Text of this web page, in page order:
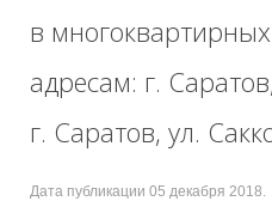
в
адресам: г.
г. Саратов, ул.
Дата публикации 05 декабря 2018.